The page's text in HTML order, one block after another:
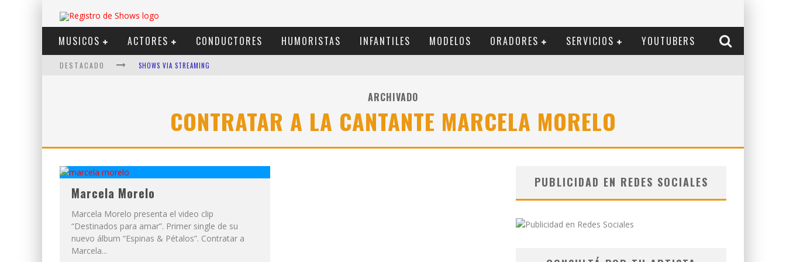
MUSICOS ACTORES CONDUCTORES HUMORISTAS INFANTILES MODELOS ORADORES SERVICIOS YOUTUBERS
DESTACADO SHOWS VIA STREAMING
VI EM
ARCHIVADO
CONTRATAR A LA CANTANTE MARCELA MORELO
Marcela Morelo
Marcela Morelo presenta el video clip
“Destinados para amar”. Primer single de su
nuevo álbum “Espinas & Pétalos”. Contratar a
Marcela...
PUBLICIDAD EN REDES SOCIALES